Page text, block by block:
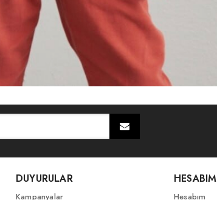
DUYURULAR
Kampanyalar
HESABIM
Hesabım